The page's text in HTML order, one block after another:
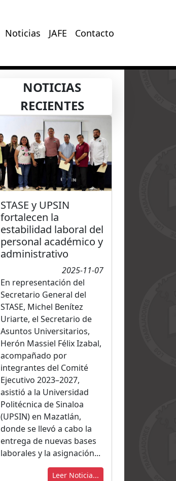
Noticias JAFE Contacto
NOTICIAS
RECIENTES
STASE y UPSIN
fortalecen la
estabilidad laboral del
personal académico y
administrativo
2025-11-07
En representación del
Secretario General del
STASE, Michel Benítez
Uriarte, el Secretario de
Asuntos Universitarios,
Herón Massiel Félix Izabal,
acompañado por
integrantes del Comité
Ejecutivo 2023–2027,
asistió a la Universidad
Politécnica de Sinaloa
(UPSIN) en Mazatlán,
donde se llevó a cabo la
entrega de nuevas bases
laborales y la asignación...
Leer Noticia...